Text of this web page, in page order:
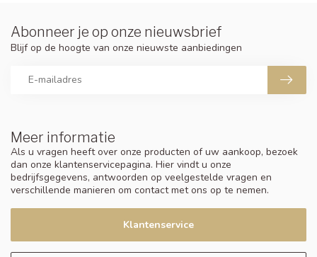
Meer informatie
Als u vragen heeft over onze producten of uw aankoop, bezoek
dan onze klantenservicepagina. Hier vindt u onze
bedrijfsgegevens, antwoorden op veelgestelde vragen en
verschillende manieren om contact met ons op te nemen.
Klantenservice
Abonneer je op onze nieuwsbrief
Blijf op de hoogte van onze nieuwste aanbiedingen